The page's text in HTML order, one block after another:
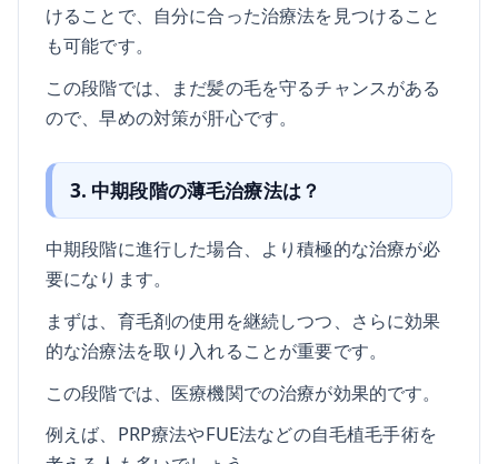
けることで、自分に合った治療法を見つけること
も可能です。
この段階では、まだ髪の毛を守るチャンスがある
ので、早めの対策が肝心です。
3. 中期段階の薄毛治療法は？
中期段階に進行した場合、より積極的な治療が必
要になります。
まずは、育毛剤の使用を継続しつつ、さらに効果
的な治療法を取り入れることが重要です。
この段階では、医療機関での治療が効果的です。
例えば、PRP療法やFUE法などの自毛植毛手術を